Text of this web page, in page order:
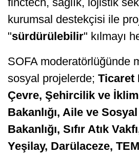
kurumsal destekçisi ile
"sürdürülebilir" kılmayı
SOFA moderatörlüğünde
sosyal projelerde; Ticaret
Çevre, Şehircilik ve
Bakanlığı, Aile ve
Bakanlığı, Sıfır Atık
Yeşilay, Darülaceze,